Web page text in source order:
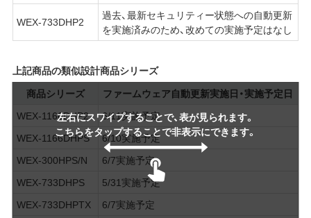
WEX-733DHP2
過去、最新セキュリティー状態への自動更新
を実施済みのため、改めての実施予定はなし
上記商品の類似設計商品シリーズ
左右にスワイプすることで、表が見られます。
こちらをタップすることで非表示にできます。
商品シリーズ
ファームウェア自動更新実施日・実施予定日
WEX-1166DHP2
6/11実施予定
WEX-1166DHPS
6/10実施予定
WEX-300HPS/N
6/7実施予定
WEX-733DHPS
5/31実施予定
WEX-733DHPTX
6/7実施予定